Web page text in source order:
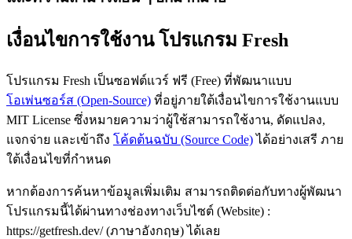
เงื่อนไขการใช้งาน โปรแกรม Fresh
โปรแกรม Fresh เป็นซอฟต์แวร์ ฟรี (Free) ที่พัฒนาแบบ
โอเพ่นซอร์ส (Open-Source) ที่อยู่ภายใต้เงื่อนไขการใช้งานแบบ
MIT License ซึ่งหมายความว่าผู้ใช้สามารถใช้งาน, ดัดแปลง,
แจกจ่าย และเข้าถึง โค้ดต้นฉบับ (Source Code)ได้อย่างเสรี ภาย
ใต้เงื่อนไขที่กำหนด
หากต้องการค้นหาข้อมูลเพิ่มเติม สามารถติดต่อกับทางผู้พัฒนา
โปรแกรมนี้ได้ผ่านทางช่องทางเว็บไซต์ (Website) :
https://getfresh.dev/ (ภาษาอังกฤษ) ได้เลย